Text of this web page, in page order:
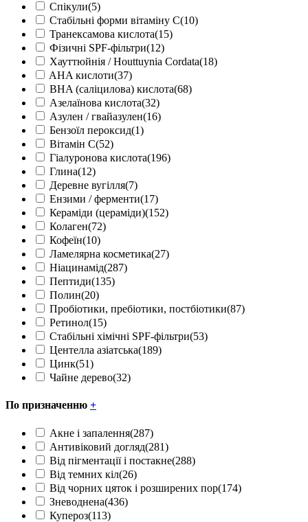
Спікули(5)
Стабільні форми вітаміну С(10)
Транексамова кислота(15)
Фізичні SPF-фільтри(12)
Хауттюйнія / Houttuynia Cordata(18)
AHA кислоти(37)
BHA (саліцилова) кислота(68)
Азелаїнова кислота(32)
Азулен / гвайазулен(16)
Бензоїл пероксид(1)
Вітамін С(52)
Гіалуронова кислота(196)
Глина(12)
Деревне вугілля(7)
Ензими / ферменти(17)
Кераміди (цераміди)(152)
Колаген(72)
Кофеїн(10)
Ламелярна косметика(27)
Ніацинамід(287)
Пептиди(135)
Полин(20)
Пробіотики, пребіотики, постбіотики(87)
Ретинол(15)
Стабільні хімічні SPF-фільтри(53)
Центелла азіатська(189)
Цинк(51)
Чайне дерево(32)
По призначенню +
Акне і запалення(287)
Антивіковий догляд(281)
Від пігментації і постакне(288)
Від темних кіл(26)
Від чорних цяток і розширених пор(174)
Зневоднена(436)
Купероз(113)